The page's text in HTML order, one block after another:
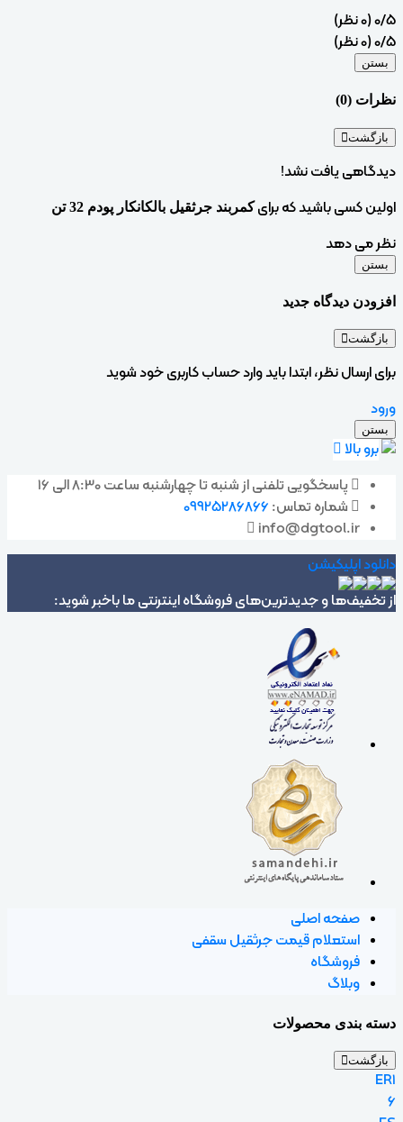
‫0/5‫(0 نظر)
‫0/5‫(0 نظر)
بستن
نظرات (0)
بازگشت
دیدگاهی یافت نشد!
اولین کسی باشید که برایکمربند جرثقیل بالکانکار پودم 32 تن
نظر می دهد
بستن
افزودن دیدگاه جدید
بازگشت
برای ارسال نظر، ابتدا باید وارد حساب کاربری خود شوید
ورود
بستن
برو بالا
پاسخگویی تلفنی از شنبه تا چهارشنبه ساعت 8:30 الی 16
شماره تماس: 09925286866
info@dgtool.ir
دانلود اپلیکیشن
از تخفیف‌ها و جدیدترین‌های فروشگاه اینترنتی ما باخبر شوید:
صفحه اصلی
استعلام قیمت جرثقیل سقفی
فروشگاه
وبلاگ
دسته بندی محصولات
بازگشت
ER1
6